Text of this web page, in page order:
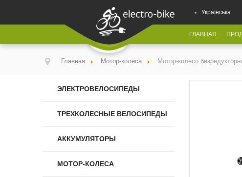
Українська
ГЛАВНАЯ
Главная Мотор-колеса Мотор-колесо
ЭЛЕКТРОВЕЛОСИПЕДЫ
ТРЕХКОЛЕСНЫЕ ВЕЛОСИПЕДЫ
АККУМУЛЯТОРЫ
МОТОР-КОЛЕСА